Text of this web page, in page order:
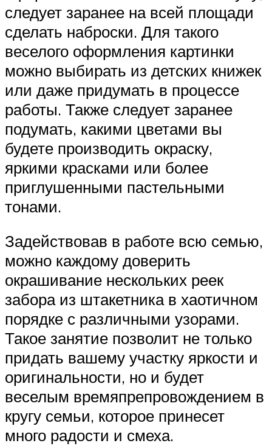
следует заранее на всей площади
сделать наброски. Для такого
веселого оформления картинки
можно выбирать из детских книжек
или даже придумать в процессе
работы. Также следует заранее
подумать, какими цветами вы
будете производить окраску,
яркими красками или более
приглушенными пастельными
тонами.
Задействовав в работе всю семью,
можно каждому доверить
окрашивание нескольких реек
забора из штакетника в хаотичном
порядке с различными узорами.
Такое занятие позволит не только
придать вашему участку яркости и
оригинальности, но и будет
веселым времяпрепровождением в
кругу семьи, которое принесет
много радости и смеха.